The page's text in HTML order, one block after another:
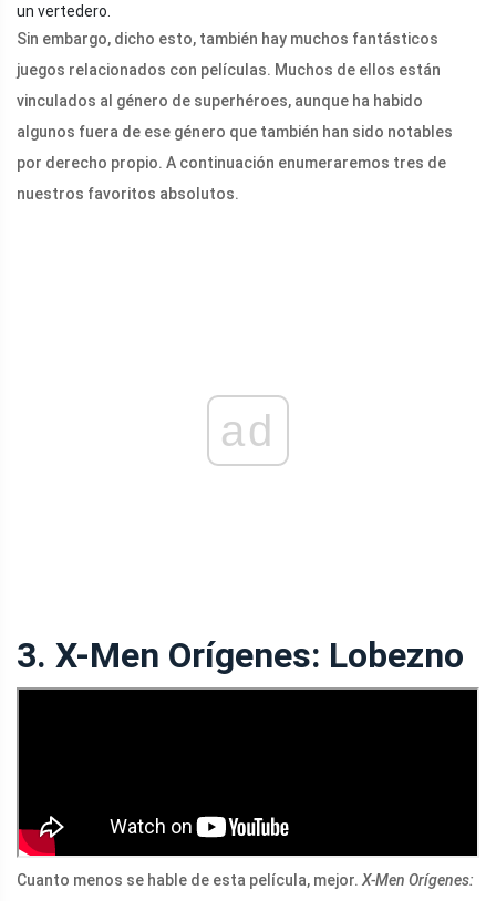
un vertedero.
Sin embargo, dicho esto, también hay muchos fantásticos
juegos relacionados con películas. Muchos de ellos están
vinculados al género de superhéroes, aunque ha habido
algunos fuera de ese género que también han sido notables
por derecho propio. A continuación enumeraremos tres de
nuestros favoritos absolutos.
ad
3. X-Men Orígenes: Lobezno
Cuanto menos se hable de esta película, mejor. X-Men Orígenes: